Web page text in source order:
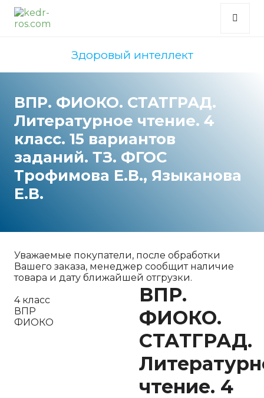
Здоровый интеллект
ВПР. ФИОКО. СТАТГРАД.
Литературное чтение. 4
класс. 15 вариантов
заданий. ТЗ. ФГОС
Трофимова Е.В., Языканова
Е.В.
Уважаемые покупатели, после обработки
Вашего заказа, менеджер сообщит наличие
товара и дату ближайшей отгрузки.
4 класс
ВПР
ФИОКО
ВПР.
ФИОКО.
СТАТГРАД.
чтение. 4